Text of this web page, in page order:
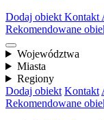
Dodaj obiekt Kontakt
Rekomendowane
Województwa
Miasta
Regiony
Dodaj obiekt Kontakt
Rekomendowane